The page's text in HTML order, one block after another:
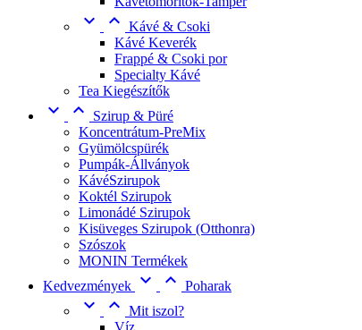
  Kávé & Csoki
Kávé Keverék
Frappé & Csoki por
Specialty Kávé
Tea Kiegészítők
 
Szirup & Püré
Koncentrátum-PreMix
Gyümölcspürék
Pumpák-Állványok
KávéSzirupok
Koktél Szirupok
Limonádé Szirupok
Kisüveges Szirupok (Otthonra)
Szószok
MONIN Termékek
Kedvezmények   Poharak
  Mit iszol?
Víz